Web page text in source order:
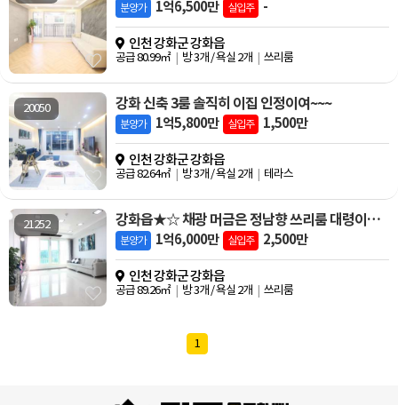
분양가 1억6,500만 실입주 -
인천 강화군 강화읍
공급 80.99㎡ 방 3개 / 욕실 2개 쓰리룸
20050 강화 신축 3룸 솔직히 이집 인정이여~~~
분양가 1억5,800만 실입주 1,500만
인천 강화군 강화읍
공급 82.64㎡ 방 3개 / 욕실 2개 테라스
21252 강화읍★☆ 채광 머금은 정남향 쓰리룸 대령이오 ~☆★
분양가 1억6,000만 실입주 2,500만
인천 강화군 강화읍
공급 89.26㎡ 방 3개 / 욕실 2개 쓰리룸
1